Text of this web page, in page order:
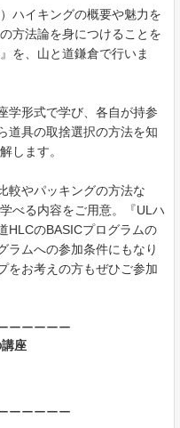
ハイキングの概要や魅力を
方法論を身につけることを
を、山と道鎌倉で行いま
学形式で学び、各自が持参
道具の取捨選択の方法を知
します。
較やパッキングの方法な
べる内容をご用意。『ULハ
HLCのBASICプログラムの
ラムへの参加条件にもなり
をお考えの方もぜひご参加
ーーーーー
座
ーーーーー